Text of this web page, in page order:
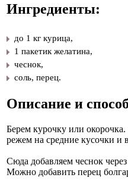
Ингредиенты:
до 1 кг курица,
1 пакетик желатина,
чеснок,
соль, перец.
Описание и
Берем курочку или
режем на средние кусочки и
Сюда добавляем чеснок
Можно добавить перец